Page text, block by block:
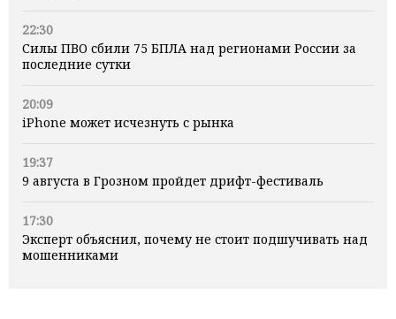
22:30
Силы ПВО сбили 75 БПЛА над регионами России за
последние сутки
20:09
iPhone может исчезнуть с рынка
19:37
9 августа в Грозном пройдет дрифт-фестиваль
17:30
Эксперт объяснил, почему не стоит подшучивать над
мошенниками